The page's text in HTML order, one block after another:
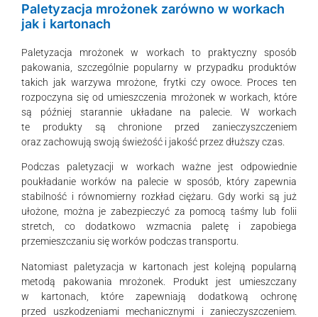
Paletyzacja mrożonek zarówno w workach
jak i kartonach
Paletyzacja mrożonek w workach to praktyczny sposób
pakowania, szczególnie popularny w przypadku produktów
takich jak warzywa mrożone, frytki czy owoce. Proces ten
rozpoczyna się od umieszczenia mrożonek w workach, które
są później starannie układane na palecie. W workach
te produkty są chronione przed zanieczyszczeniem
oraz zachowują swoją świeżość i jakość przez dłuższy czas.
Podczas paletyzacji w workach ważne jest odpowiednie
poukładanie worków na palecie w sposób, który zapewnia
stabilność i równomierny rozkład ciężaru. Gdy worki są już
ułożone, można je zabezpieczyć za pomocą taśmy lub folii
stretch, co dodatkowo wzmacnia paletę i zapobiega
przemieszczaniu się worków podczas transportu.
Natomiast paletyzacja w kartonach jest kolejną popularną
metodą pakowania mrożonek. Produkt jest umieszczany
w kartonach, które zapewniają dodatkową ochronę
przed uszkodzeniami mechanicznymi i zanieczyszczeniem.